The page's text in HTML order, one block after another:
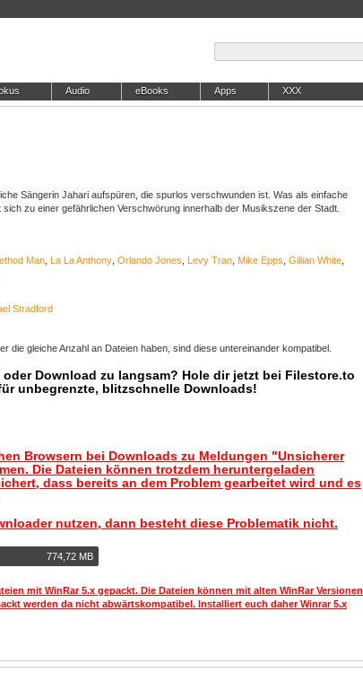
Audio eBooks Apps XXX
Sängerin Jahari aufspüren, die spurlos verschwunden ist. Was als einfache
zu einer gefährlichen Verschwörung innerhalb der Musikszene der Stadt.
Man La La Anthony Orlando Jones Levy Tran Mike Epps Gillian White
Stradford
die gleiche Anzahl an Dateien haben, sind diese untereinander kompatibel.
Download zu langsam? Hole dir jetzt bei Filestore.to
unbegrenzte, blitzschnelle Downloads!
Browsern bei Downloads zu Meldungen "Unsicherer
Die Dateien können trotzdem heruntergeladen
dass bereits an dem Problem gearbeitet wird und es
nutzen, dann besteht diese Problematik nicht.
774,72 MB
mit WinRar 5.x gepackt. Die Dateien können mit alten WinRar Versionen
werden da nicht abwärtskompatibel. Installiert euch daher Winrar 5.x